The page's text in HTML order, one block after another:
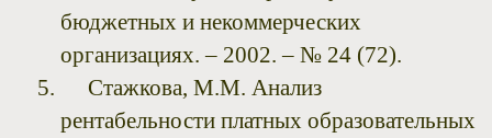
бюджетных и некоммерческих
организациях. – 2002. – № 24 (72).
Стажкова, М.М. Анализ
рентабельности платных образовательных